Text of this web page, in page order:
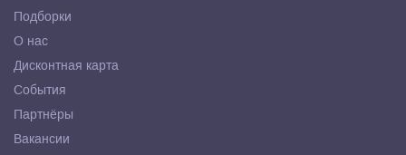
Подборки
О нас
Дисконтная карта
События
Партнёры
Вакансии